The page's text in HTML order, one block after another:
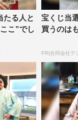
：8月25日（土）
）18：00～6月10
rekishi-
たる人と
こ”でし
宝くじ当
買うのは
PR(合同会社デ